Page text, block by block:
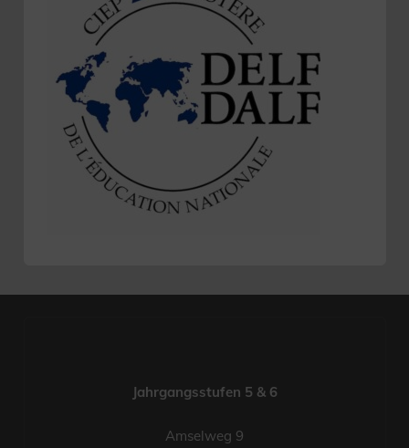
Jahrgangsstufen 5 & 6
Amselweg 9